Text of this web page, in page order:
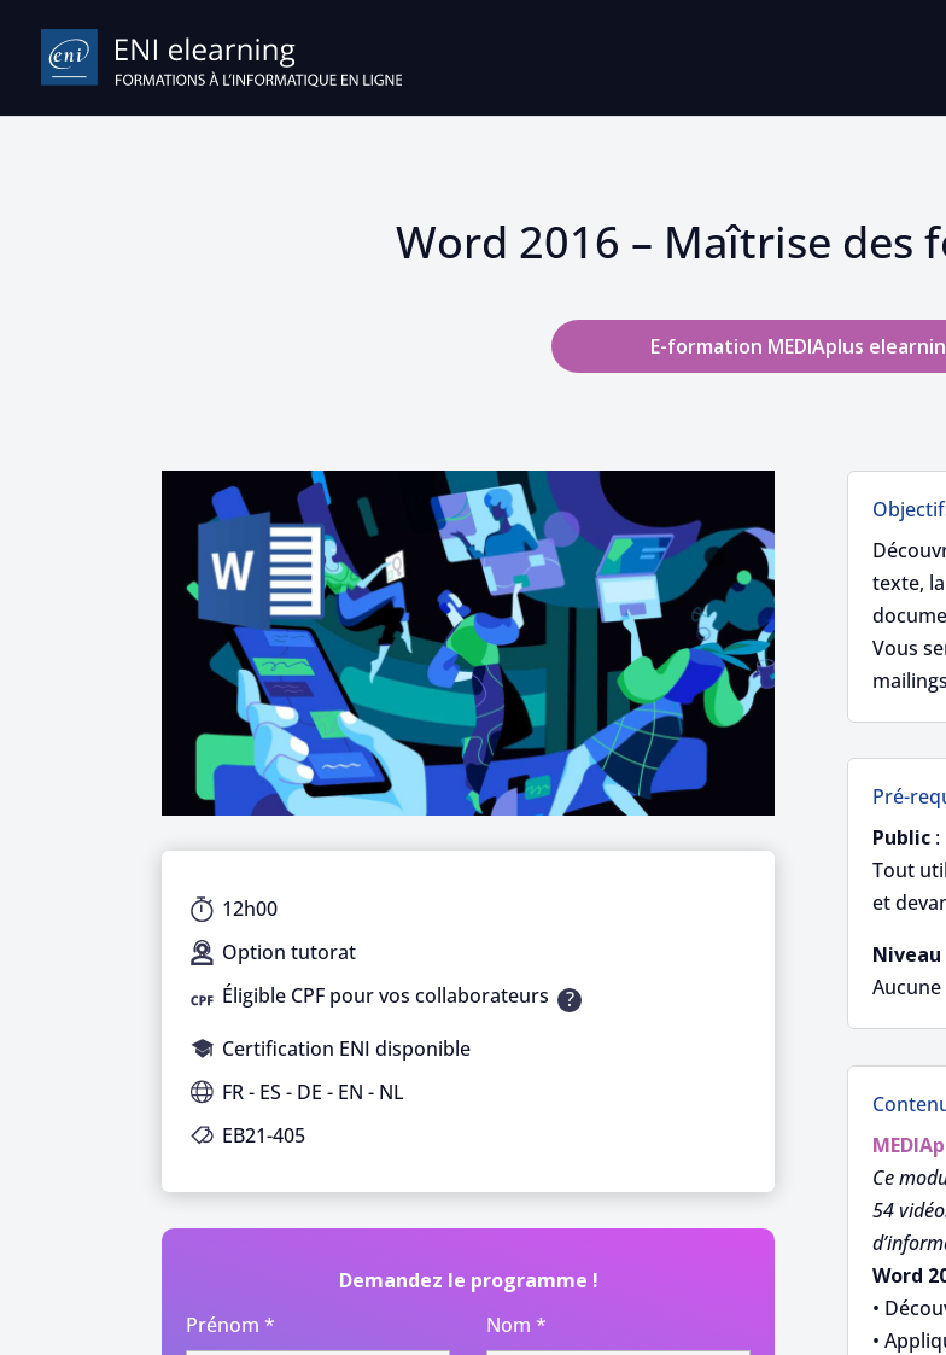
Word 2016 – Maîtrise des
E-formation MEDIAplus
12h00
Option tutorat
Éligible CPF pour vos collaborateurs
?
Certification ENI disponible
FR - ES - DE - EN - NL
EB21-405
Demandez le programme !
Prénom *
Nom *
texte,
Vous
Pré-
Public:
Tout
et
Niveau
Aucune
Ce
54
Word
•
•